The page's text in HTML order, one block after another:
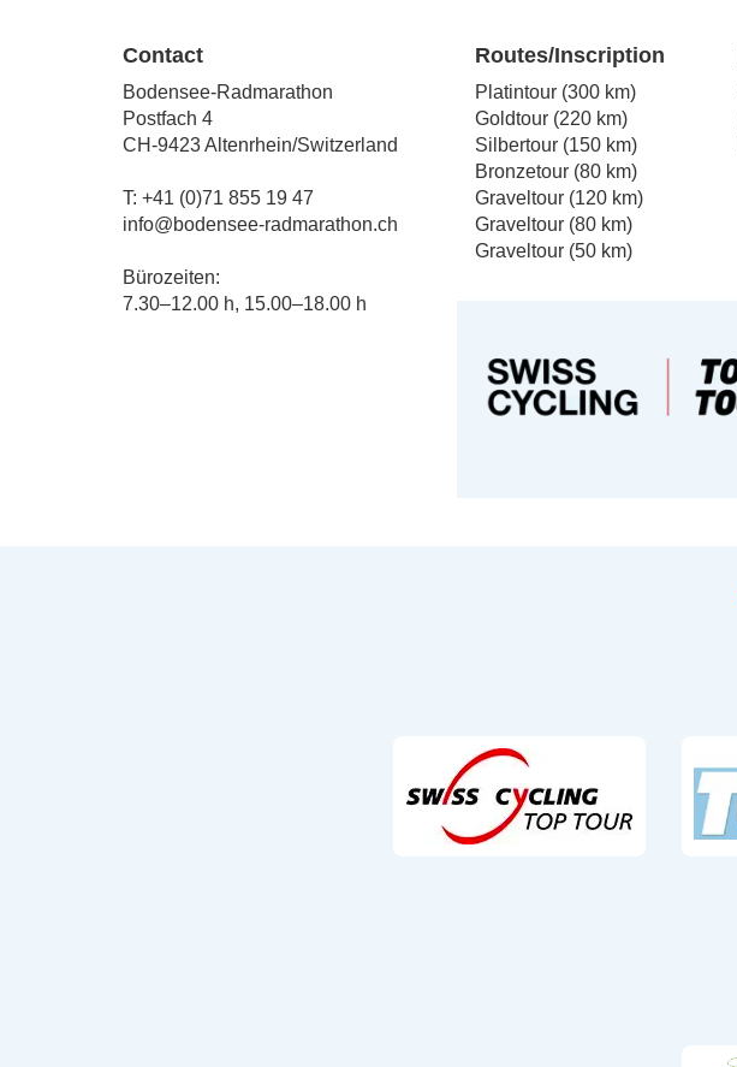
Contact
Bodensee-Radmarathon
Postfach 4
CH-9423 Altenrhein/Switzerland
T: +41 (0)71 855 19 47
info@bodensee-radmarathon.ch
Bürozeiten:
7.30–12.00 h, 15.00–18.00 h
Routes/Inscription
Platintour (300 km)
Goldtour (220 km)
Silbertour (150 km)
Bronzetour (80 km)
Graveltour (120 km)
Graveltour (80 km)
Graveltour (50 km)